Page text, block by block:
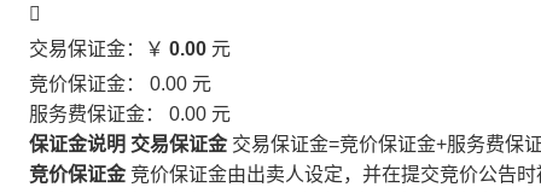

交易保证金：￥ 0.00 元
竞价保证金： 0.00 元
服务费保证金： 0.00 元
保证金说明 交易保证金 交易保证金=竞价保证金+服务费保
竞价保证金 竞价保证金由出卖人设定，并在提交竞价公告